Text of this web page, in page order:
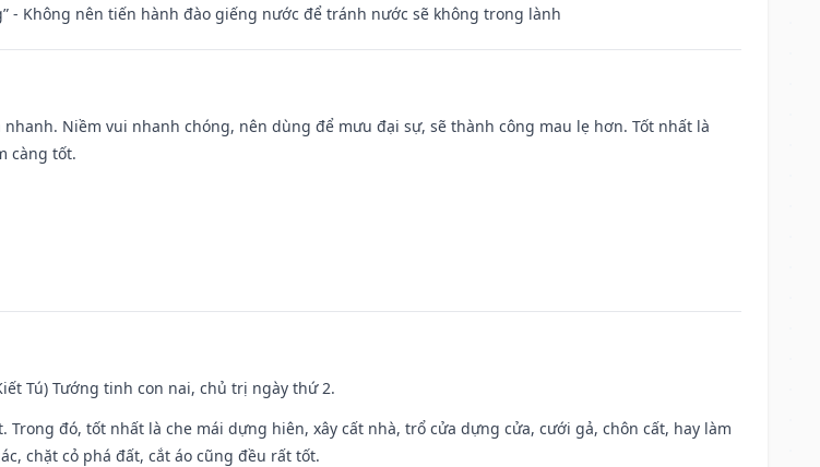
- Không nên tiến hành đào giếng nước để tránh nước sẽ không trong lành
Niềm vui nhanh chóng, nên dùng để mưu đại sự, sẽ thành công mau lẹ hơn. Tốt nhất là
càng tốt.
Tú) Tướng tinh con nai, chủ trị ngày thứ 2.
Trong đó, tốt nhất là che mái dựng hiên, xây cất nhà, trổ cửa dựng cửa, cưới gả, chôn cất, hay làm
chặt cỏ phá đất, cắt áo cũng đều rất tốt.